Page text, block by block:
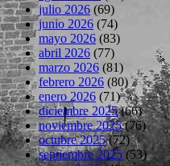
julio 2026 (69)
junio 2026 (74)
mayo 2026 (83)
abril 2026 (77)
marzo 2026 (81)
febrero 2026 (80)
enero 2026 (71)
diciembre 2025(66)
noviembre 2025(76)
octubre 2025(72)
septiembre 2025 (53)